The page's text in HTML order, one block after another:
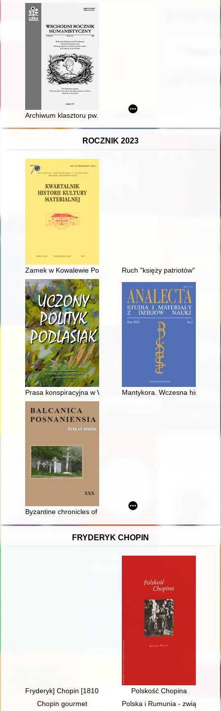
Archiwum klasztoru pw. św. Marcina karmelitanek bosych w
ROCZNIK 2023
Zamek w Kowalewie Pomorskim w XVII–XVIII wieku : nowe
Ruch "księży patriotów" jako
Prasa konspiracyjna w Wilnie i Okręgu Wileńskim w latach
Mantykora. Wczesna historia
Byzantine chronicles of Symeon the Magister and the
FRYDERYK CHOPIN
Fryderyk] Chopin [1810-1849]. Życie i droga twórcza
Polskość Chopina
Chopin gourmet
Polska i Rumunia - związki